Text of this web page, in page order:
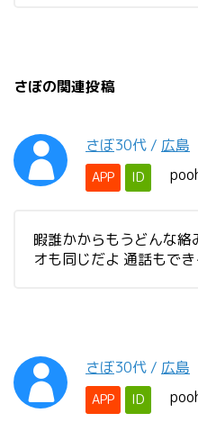
さぼの関連投稿
さぼ30代 / 広島
APP ID
暇誰かからもうどんな
オも同じだよ 通話もで
さぼ30代 / 広島
APP ID